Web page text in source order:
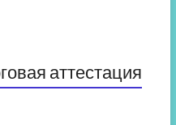
аттестация